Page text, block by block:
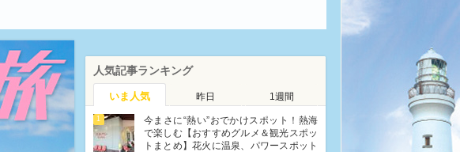
人気記事ランキング
いま人気 昨日 1週間
1
今まさに“熱い”おでかけスポット！熱海
で楽しむ【おすすめグルメ＆観光スポッ
トまとめ】花火に温泉、パワースポット